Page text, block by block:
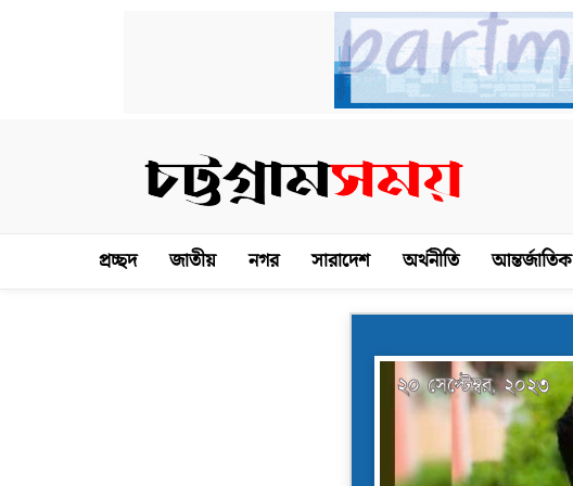
প্রচ্ছদ জাতীয় নগর সারাদেশ অর্থনীতি আন্তর্জাতিক
২০ সেপ্টেম্বর, ২০২৩